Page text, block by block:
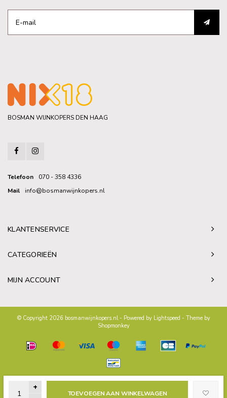
+
TOEVOEGEN AAN WINKELWAGEN
BOSMAN WIJNKOPERS DEN HAAG
Telefoon
070 - 358 4336
Mail
info@bosmanwijnkopers.nl
KLANTENSERVICE
CATEGORIEËN
MIJN ACCOUNT
© Copyright 2026 bosmanwijnkopers.nl - Powered by Lightspeed - Theme by
Shopmonkey